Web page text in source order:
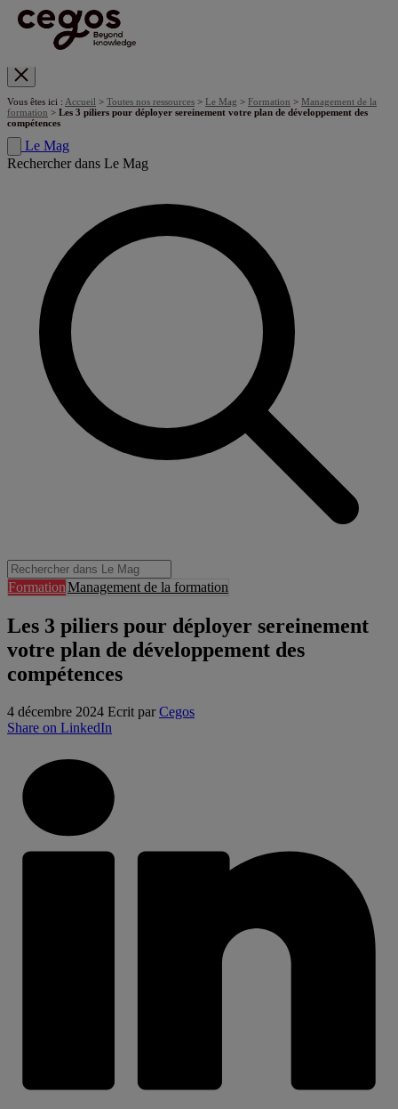
Vous êtes ici : Accueil > Toutes nos ressources > Le Mag > Formation > Management de la
formation > Les 3 piliers pour déployer sereinement votre plan de développement des
compétences
Le Mag
Rechercher dans Le Mag
FormationManagement de la formation
Les 3 piliers pour déployer sereinement
votre plan de développement des
compétences
4 décembre 2024 Ecrit parCegos
Share on LinkedIn